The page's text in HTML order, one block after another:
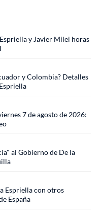
y Javier Milei horas
y Colombia? Detalles
7 de agosto de 2026:
al Gobierno de De la
Espriella con otros
España